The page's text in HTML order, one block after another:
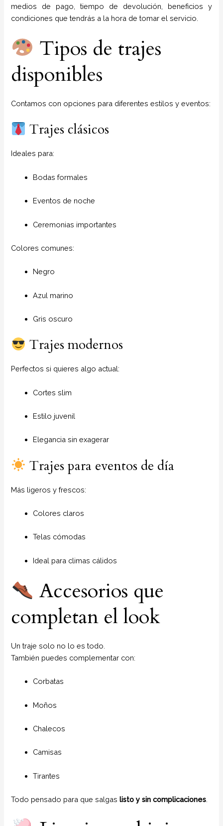
medios de pago, tiempo de devolución, beneficios y
condiciones que tendrás a la hora de tomar el servicio.
Tipos de trajes
disponibles
Contamos con opciones para diferentes estilos y eventos:
Trajes clásicos
Ideales para:
Bodas formales
Eventos de noche
Ceremonias importantes
Colores comunes:
Negro
Azul marino
Gris oscuro
Trajes modernos
Perfectos si quieres algo actual:
Cortes slim
Estilo juvenil
Elegancia sin exagerar
Trajes para eventos de día
Más ligeros y frescos:
Colores claros
Telas cómodas
Ideal para climas cálidos
Accesorios que
completan el look
Un traje solo no lo es todo.
También puedes complementar con:
Corbatas
Moños
Chalecos
Camisas
Tirantes
Todo pensado para que salgaslisto y sin complicaciones